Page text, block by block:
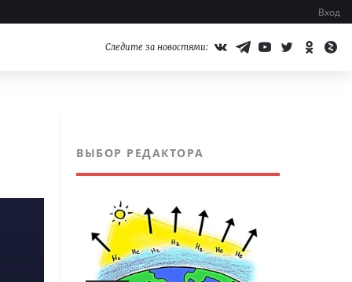
Вход
Следите за новостями:
ВЫБОР РЕДАКТОРА